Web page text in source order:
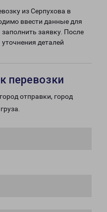
из Серпухова в
ввести данные для
заявку. После
деталей
перевозки
отправки, город